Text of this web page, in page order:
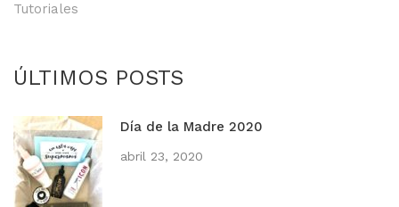
Tutoriales
ÚLTIMOS POSTS
Día de la Madre 2020
abril 23, 2020